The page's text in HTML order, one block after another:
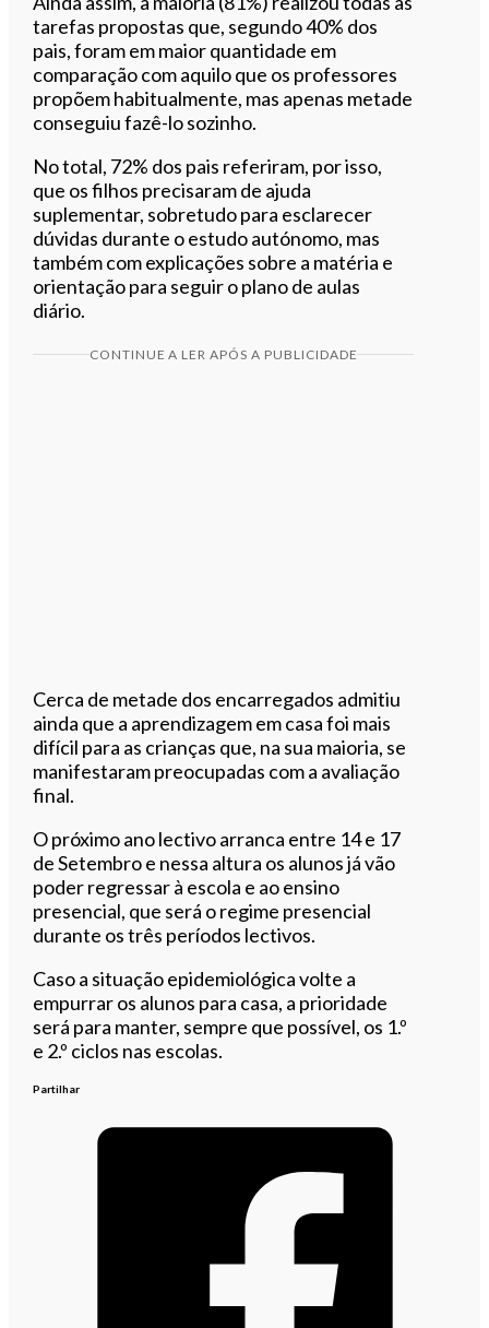
tarefas propostas que, segundo 40% dos
pais, foram em maior quantidade em
comparação com aquilo que os professores
propõem habitualmente, mas apenas metade
conseguiu fazê-lo sozinho.
No total, 72% dos pais referiram, por isso,
que os filhos precisaram de ajuda
suplementar, sobretudo para esclarecer
dúvidas durante o estudo autónomo, mas
também com explicações sobre a matéria e
orientação para seguir o plano de aulas
diário.
CONTINUE A LER APÓS A PUBLICIDADE
Cerca de metade dos encarregados admitiu
ainda que a aprendizagem em casa foi mais
difícil para as crianças que, na sua maioria, se
manifestaram preocupadas com a avaliação
final.
O próximo ano lectivo arranca entre 14 e 17
de Setembro e nessa altura os alunos já vão
poder regressar à escola e ao ensino
presencial, que será o regime presencial
durante os três períodos lectivos.
Caso a situação epidemiológica volte a
empurrar os alunos para casa, a prioridade
será para manter, sempre que possível, os 1.º
e 2.º ciclos nas escolas.
Partilhar